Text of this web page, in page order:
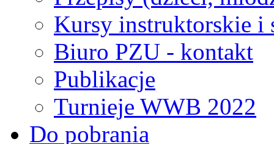
Kursy instruktorskie i
Biuro PZU - kontakt
Publikacje
Turnieje WWB 2022
Do pobrania